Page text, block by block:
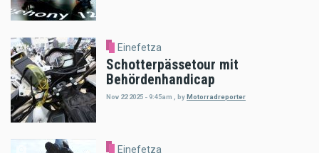
Einefetza
Schotterpässetour mit
Behördenhandicap
Nov 22 2025 - 9:45am , by Motorradreporter
Einefetza